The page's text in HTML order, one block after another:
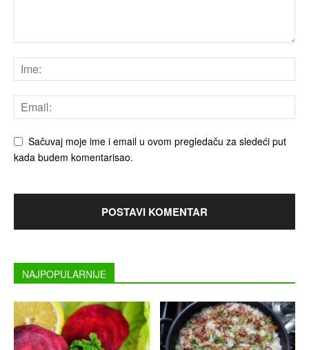
Sačuvaj moje ime i email u ovom pregledaču za sledeći put
kada budem komentarisao.
NAJPOPULARNIJE